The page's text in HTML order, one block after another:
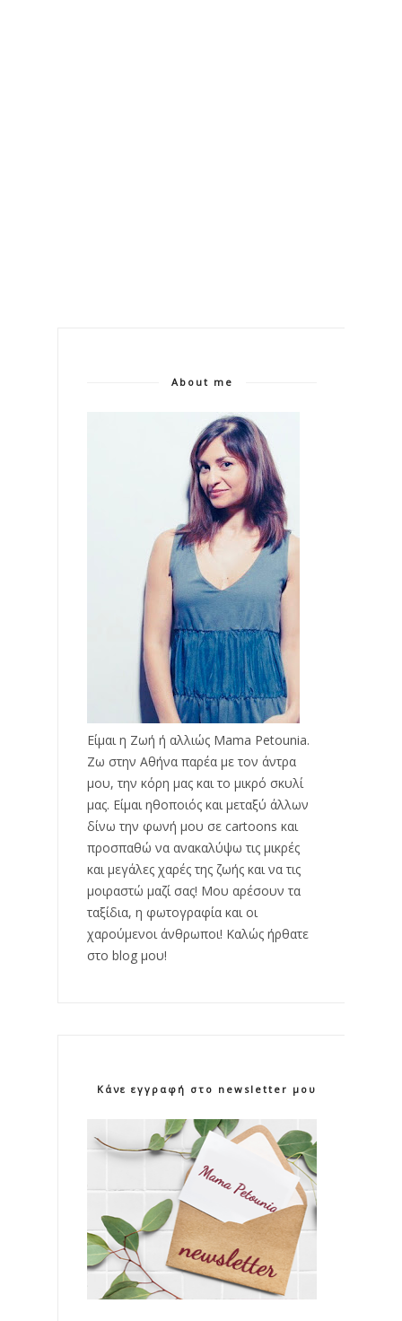
About me
Είμαι η Ζωή ή αλλιώς Mama Petounia.
Ζω στην Αθήνα παρέα με τον άντρα
μου, την κόρη μας και το μικρό σκυλί
μας. Είμαι ηθοποιός και μεταξύ άλλων
δίνω την φωνή μου σε cartoons και
προσπαθώ να ανακαλύψω τις μικρές
και μεγάλες χαρές της ζωής και να τις
μοιραστώ μαζί σας! Μου αρέσουν τα
ταξίδια, η φωτογραφία και οι
χαρούμενοι άνθρωποι! Καλώς ήρθατε
στο blog μου!
Κάνε εγγραφή στο newsletter μου!